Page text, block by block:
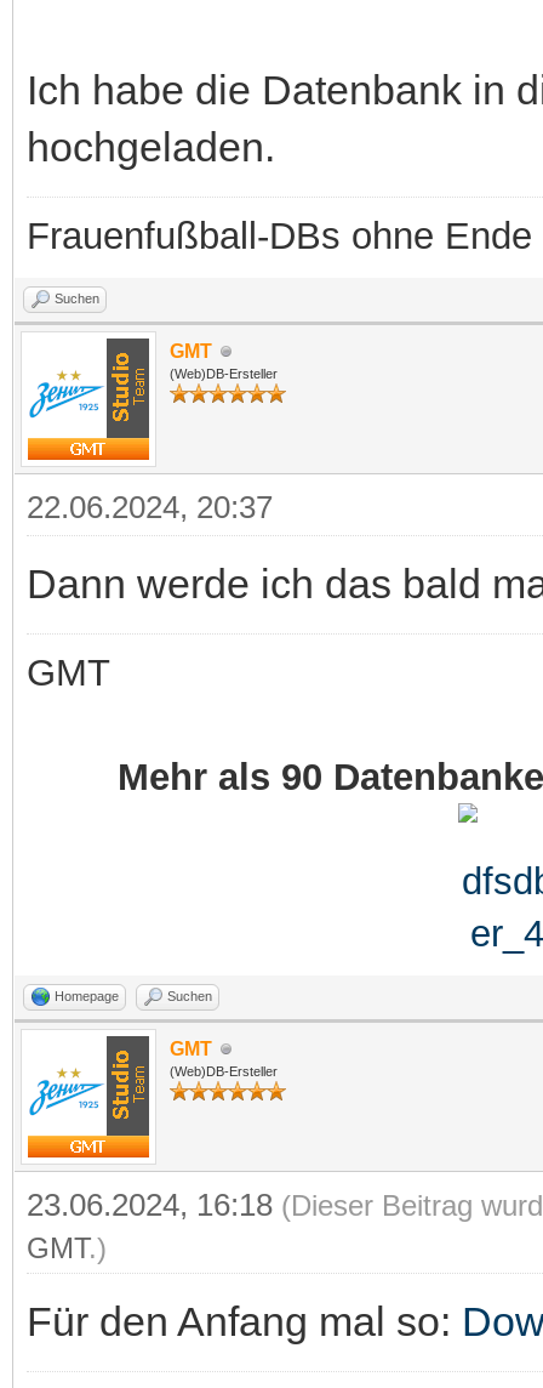
Ich habe die Datenbank in
hochgeladen.
Frauenfußball-DBs ohne Ende
Suchen
GMT
(Web)DB-Ersteller
22.06.2024, 20:37
Dann werde ich das bald
GMT
Mehr als 90
Homepage Suchen
GMT
(Web)DB-Ersteller
23.06.2024, 16:18 (Dieser Beitrag
GMT.)
Für den Anfang mal so: